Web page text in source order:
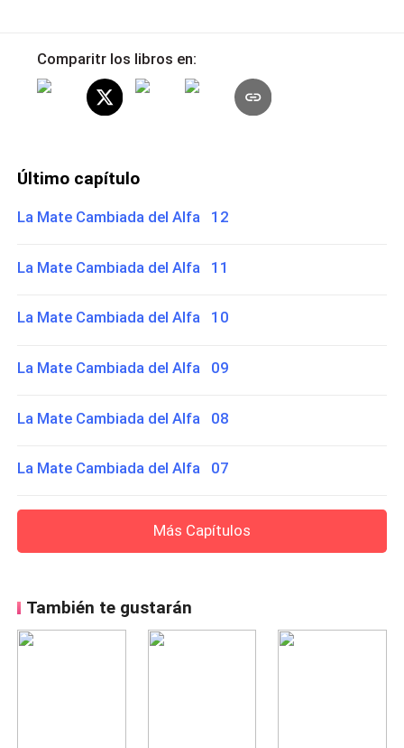
Comparitr los libros en:
Último capítulo
La Mate Cambiada del Alfa 12
La Mate Cambiada del Alfa 11
La Mate Cambiada del Alfa 10
La Mate Cambiada del Alfa 09
La Mate Cambiada del Alfa 08
La Mate Cambiada del Alfa 07
Más Capítulos
También te gustarán